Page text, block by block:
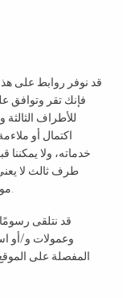
قد نوفر روابط على
فإنك تقر وتوافق
للأطراف الثالثة
اكتمال أو
خدماته، ولا
طرف ثالث لا
وعمولات و/أو
المفصلة على